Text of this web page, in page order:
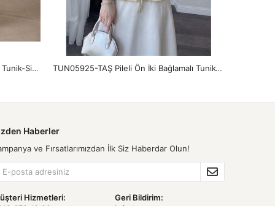
TUN05963-SYH Hakim Yaka Uzun Tunik-Siyah TUN05925-TAŞ Pileli Ön İki Bağlamalı Tunik-Taş
Haberler
ve Fırsatlarımızdan İlk Siz Haberdar Olun!
Hizmetleri:
Geri Bildirim: